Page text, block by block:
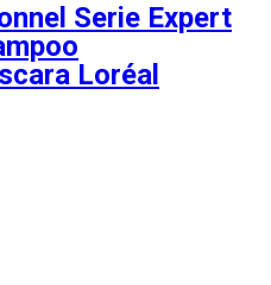
Serie Expert
Loréal